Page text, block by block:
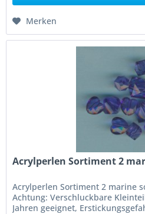
Merken
Acrylperlen Sortiment 2
Acrylperlen Sortiment 2 marine
Achtung: Verschluckbare
Jahren geeignet,